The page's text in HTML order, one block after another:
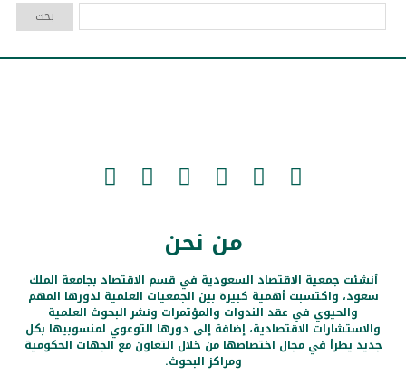
من نحن
أنشئت جمعية الاقتصاد السعودية في قسم الاقتصاد بجامعة الملك
سعود، واكتسبت أهمية كبيرة بين الجمعيات العلمية لدورها المهم
والحيوي في عقد الندوات والمؤتمرات ونشر البحوث العلمية
والاستشارات الاقتصادية، إضافة إلى دورها التوعوي لمنسوبيها بكل
جديد يطرأ في مجال اختصاصها من خلال التعاون مع الجهات الحكومية
ومراكز البحوث.